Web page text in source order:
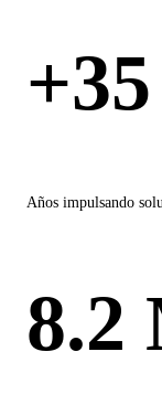
+35
Años impulsando
8.2